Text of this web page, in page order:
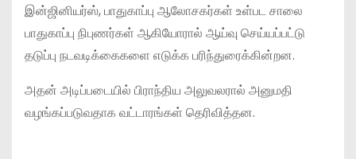
இன்ஜினியர்ஸ், பாதுகாப்பு ஆலோசகர்கள் உள்பட சாலை
பாதுகாப்பு நிபுணர்கள் ஆகியோரால் ஆய்வு செய்யப்பட்டு
தடுப்பு நடவடிக்கைகளை எடுக்க பரிந்துரைக்கின்றன.
அதன் அடிப்படையில் பிராந்திய அலுவலரால் அனுமதி
வழங்கப்படுவதாக வட்டாரங்கள் தெரிவித்தன.